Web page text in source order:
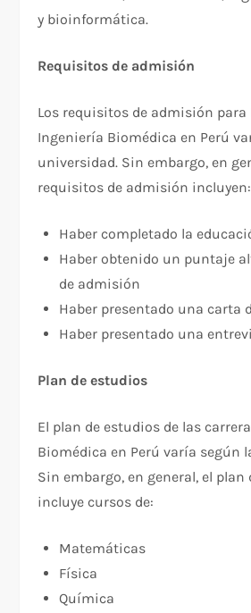
y bioinformática.
Requisitos de admisión
Los requisitos de admisión para
Ingeniería Biomédica en Perú
universidad. Sin embargo, en
requisitos de admisión incluyen:
Haber completado la
Haber obtenido un puntaje
de admisión
Haber presentado una carta
Haber presentado una
Plan de estudios
El plan de estudios de las
Biomédica en Perú varía según
Sin embargo, en general, el plan
incluye cursos de:
Matemáticas
Física
Química